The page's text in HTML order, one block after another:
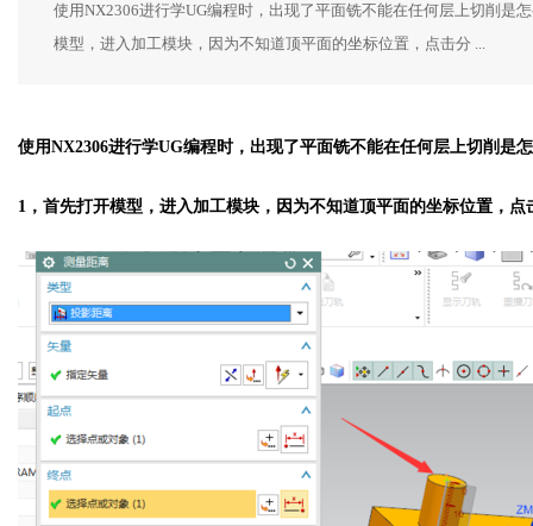
使用NX2306进行学UG编程时，出现了平面铣不能在任何层上切削是
模型，进入加工模块，因为不知道顶平面的坐标位置，点击分 ...
使用NX2306进行学UG编程时，出现了平面铣不能在任何层上切削是
1，首先打开模型，进入加工模块，因为不知道顶平面的坐标位置，